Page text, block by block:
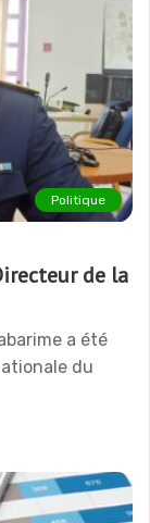
Politique
de la
a été
du